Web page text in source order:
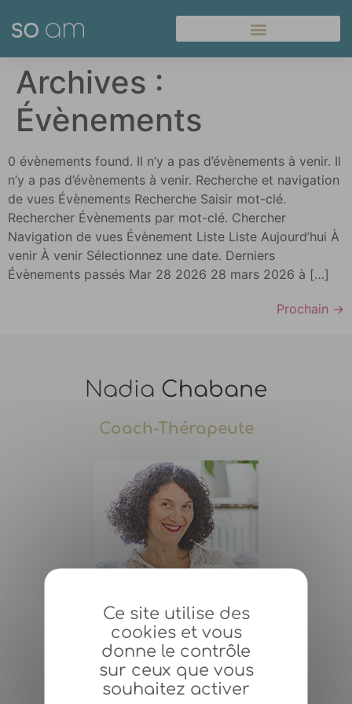
Archives :
Évènements
0 évènements found. Il n’y a pas d’évènements à venir. Il
n’y a pas d’évènements à venir. Recherche et navigation
de vues Évènements Recherche Saisir mot-clé.
Rechercher Évènements par mot-clé. Chercher
Navigation de vues Évènement Liste Liste Aujourd’hui À
venir À venir Sélectionnez une date. Derniers
Évènements passés Mar 28 2026 28 mars 2026 à […]
Prochain →
Nadia Chabane
Coach-Thérapeute
Contactez-moi
Ce site utilise des
cookies et vous
donne le contrôle
sur ceux que vous
souhaitez activer